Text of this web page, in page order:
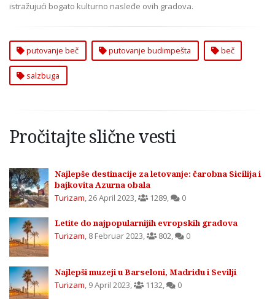
istražujući bogato kulturno nasleđe ovih gradova.
putovanje beč putovanje budimpešta beč
salzbuga
Pročitajte slične vesti
Najlepše destinacije za letovanje: čarobna Sicilija i
bajkovita Azurna obala
Turizam,26 April 2023, 1289, 0
Letite do najpopularnijih evropskih gradova
Turizam, 8 Februar 2023, 802, 0
Najlepši muzeji u Barseloni, Madridu i Sevilji
Turizam, 9 April 2023, 1132, 0